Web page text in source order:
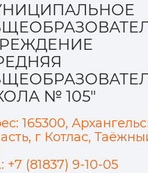
№ 105"
165300,
г Котлас,
+7 (81837) 9-10-05